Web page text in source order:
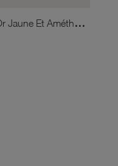
Boucles D'oreilles En Or Jaune Et Améthyste